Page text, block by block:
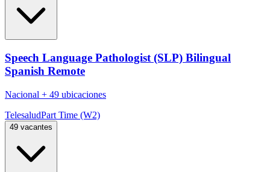
Speech Language Pathologist (SLP) Bilingual
Spanish Remote
Nacional + 49 ubicaciones
TelesaludPart Time (W2)
49 vacantes